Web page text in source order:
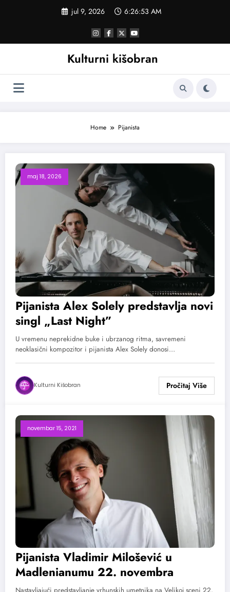
jul 9, 2026 6:26:53 AM
Kulturni kišobran
Home Pijanista
maj 18, 2026
Pijanista Alex Solely predstavlja novi
singl „Last Night”
U vremenu neprekidne buke i ubrzanog ritma, savremeni
neoklasični kompozitor i pijanista Alex Solely donosi…
Kulturni Kišobran
novembar 15, 2021
Pijanista Vladimir Milošević u
Madlenianumu 22. novembra